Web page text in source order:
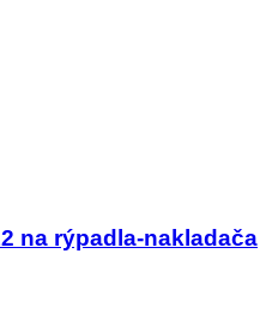
na rýpadla-nakladača